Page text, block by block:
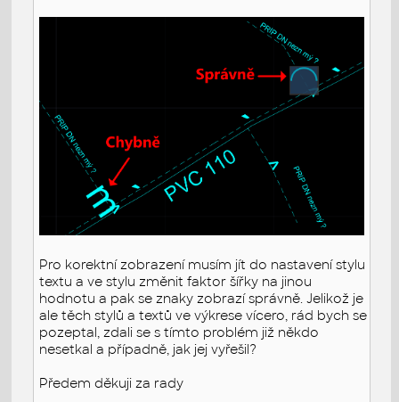
Pro korektní zobrazení musím jít do nastavení stylu
textu a ve stylu změnit faktor šířky na jinou
hodnotu a pak se znaky zobrazí správně. Jelikož je
ale těch stylů a textů ve výkrese vícero, rád bych se
pozeptal, zdali se s tímto problém již někdo
nesetkal a případně, jak jej vyřešil?
Předem děkuji za rady